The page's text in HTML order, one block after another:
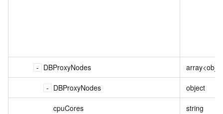
DBProxyNodes
DBProxyNodes object
cpuCores string